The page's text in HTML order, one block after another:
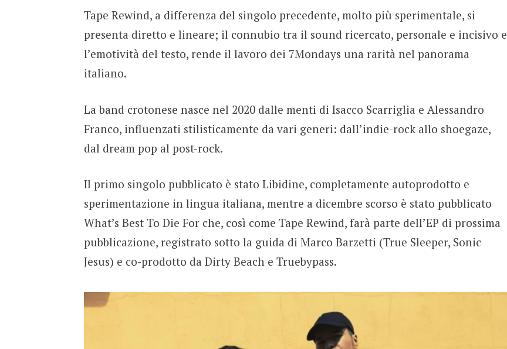
Tape Rewind, a differenza del singolo precedente, molto più sperimentale, si
presenta diretto e lineare; il connubio tra il sound ricercato, personale e incisivo e
l’emotività del testo, rende il lavoro dei 7Mondays una rarità nel panorama
italiano.
La band crotonese nasce nel 2020 dalle menti di Isacco Scarriglia e Alessandro
Franco, influenzati stilisticamente da vari generi: dall’indie-rock allo shoegaze,
dal dream pop al post-rock.
Il primo singolo pubblicato è stato Libidine, completamente autoprodotto e
sperimentazione in lingua italiana, mentre a dicembre scorso è stato pubblicato
What’s Best To Die For che, così come Tape Rewind, farà parte dell’EP di prossima
pubblicazione, registrato sotto la guida di Marco Barzetti (True Sleeper, Sonic
Jesus) e co-prodotto da Dirty Beach e Truebypass.